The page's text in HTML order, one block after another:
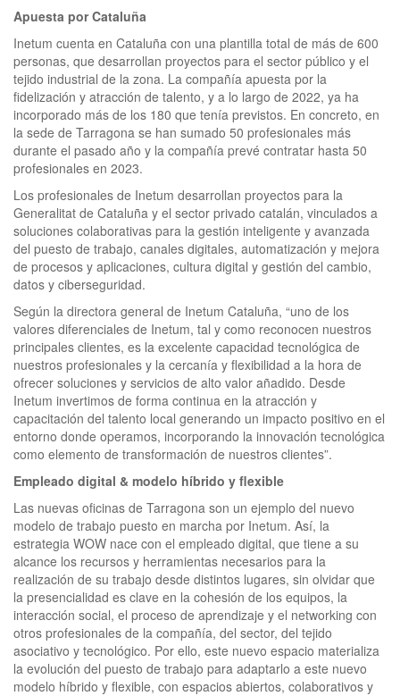
Apuesta por Cataluña
Inetum cuenta en Cataluña con una plantilla total de más de 600
personas, que desarrollan proyectos para el sector público y el
tejido industrial de la zona. La compañía apuesta por la
fidelización y atracción de talento, y a lo largo de 2022, ya ha
incorporado más de los 180 que tenía previstos. En concreto, en
la sede de Tarragona se han sumado 50 profesionales más
durante el pasado año y la compañía prevé contratar hasta 50
profesionales en 2023.
Los profesionales de Inetum desarrollan proyectos para la
Generalitat de Cataluña y el sector privado catalán, vinculados a
soluciones colaborativas para la gestión inteligente y avanzada
del puesto de trabajo, canales digitales, automatización y mejora
de procesos y aplicaciones, cultura digital y gestión del cambio,
datos y ciberseguridad.
Según la directora general de Inetum Cataluña, “uno de los
valores diferenciales de Inetum, tal y como reconocen nuestros
principales clientes, es la excelente capacidad tecnológica de
nuestros profesionales y la cercanía y flexibilidad a la hora de
ofrecer soluciones y servicios de alto valor añadido. Desde
Inetum invertimos de forma continua en la atracción y
capacitación del talento local generando un impacto positivo en el
entorno donde operamos, incorporando la innovación tecnológica
como elemento de transformación de nuestros clientes”.
Empleado digital & modelo híbrido y flexible
Las nuevas oficinas de Tarragona son un ejemplo del nuevo
modelo de trabajo puesto en marcha por Inetum. Así, la
estrategia WOW nace con el empleado digital, que tiene a su
alcance los recursos y herramientas necesarios para la
realización de su trabajo desde distintos lugares, sin olvidar que
la presencialidad es clave en la cohesión de los equipos, la
interacción social, el proceso de aprendizaje y el networking con
otros profesionales de la compañía, del sector, del tejido
asociativo y tecnológico. Por ello, este nuevo espacio materializa
la evolución del puesto de trabajo para adaptarlo a este nuevo
modelo híbrido y flexible, con espacios abiertos, colaborativos y